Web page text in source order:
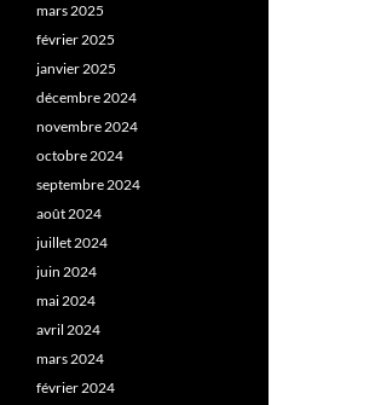
mars 2025
février 2025
janvier 2025
décembre 2024
novembre 2024
octobre 2024
septembre 2024
août 2024
juillet 2024
juin 2024
mai 2024
avril 2024
mars 2024
février 2024